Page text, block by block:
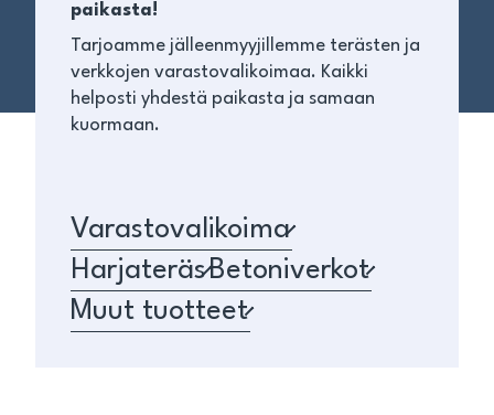
paikasta!
Tarjoamme jälleenmyyjillemme terästen ja
verkkojen varastovalikoimaa. Kaikki
helposti yhdestä paikasta ja samaan
kuormaan.
Varastovalikoima
HarjateräsBetoniverkot
Muut tuotteet